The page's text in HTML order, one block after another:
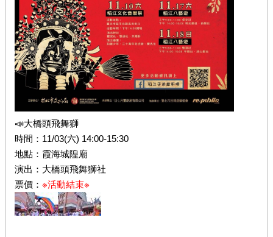
📣大橋頭飛舞獅
時間：11/03(六) 14:00-15:30
地點：霞海城隍廟
演出：大橋頭飛舞獅社
票價： ※活動結束※